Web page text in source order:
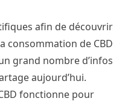
afin de découvrir
consommation de CBD
grand nombre d’infos
aujourd’hui.
fonctionne pour